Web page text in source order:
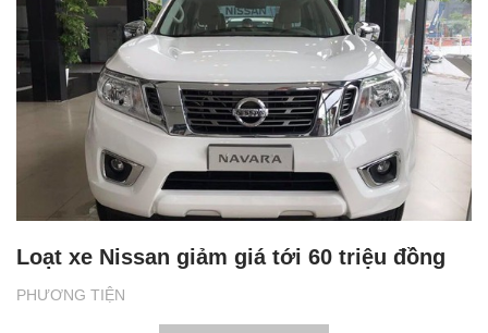
PHƯƠNG TIỆN
Loạt xe Nissan giảm giá tới 60 triệu đồng